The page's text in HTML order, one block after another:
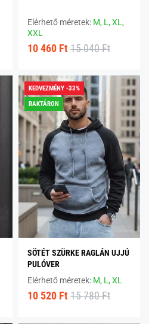
Elérhető méretek: M, L,XL,
XXL
10 460 Ft 15 040 Ft
KEDVEZMÉNY -33%
RAKTÁRON
SÖTÉT SZÜRKE RAGLÁN UJJÚ
PULÓVER
Elérhető méretek: M, L,XL
10 520 Ft 15 780 Ft